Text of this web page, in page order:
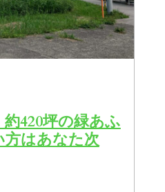
420坪の緑あふ
方はあなた次